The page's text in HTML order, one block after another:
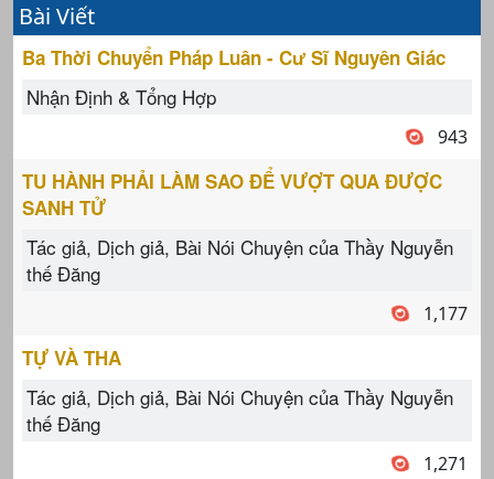
Bài Viết
Ba Thời Chuyển Pháp Luân - Cư Sĩ Nguyên Giác
Nhận Định & Tổng Hợp
943
TU HÀNH PHẢI LÀM SAO ĐỂ VƯỢT QUA ĐƯỢC
SANH TỬ
Tác giả, Dịch giả, Bài Nói Chuyện của Thầy Nguyễn
thế Đăng
1,177
TỰ VÀ THA
Tác giả, Dịch giả, Bài Nói Chuyện của Thầy Nguyễn
thế Đăng
1,271